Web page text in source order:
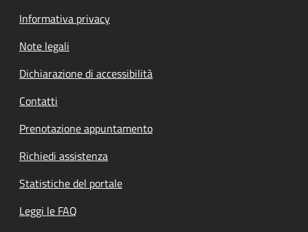
Informativa privacy
Note legali
Dichiarazione di accessibilità
Contatti
Prenotazione appuntamento
Richiedi assistenza
Statistiche del portale
Leggi le FAQ